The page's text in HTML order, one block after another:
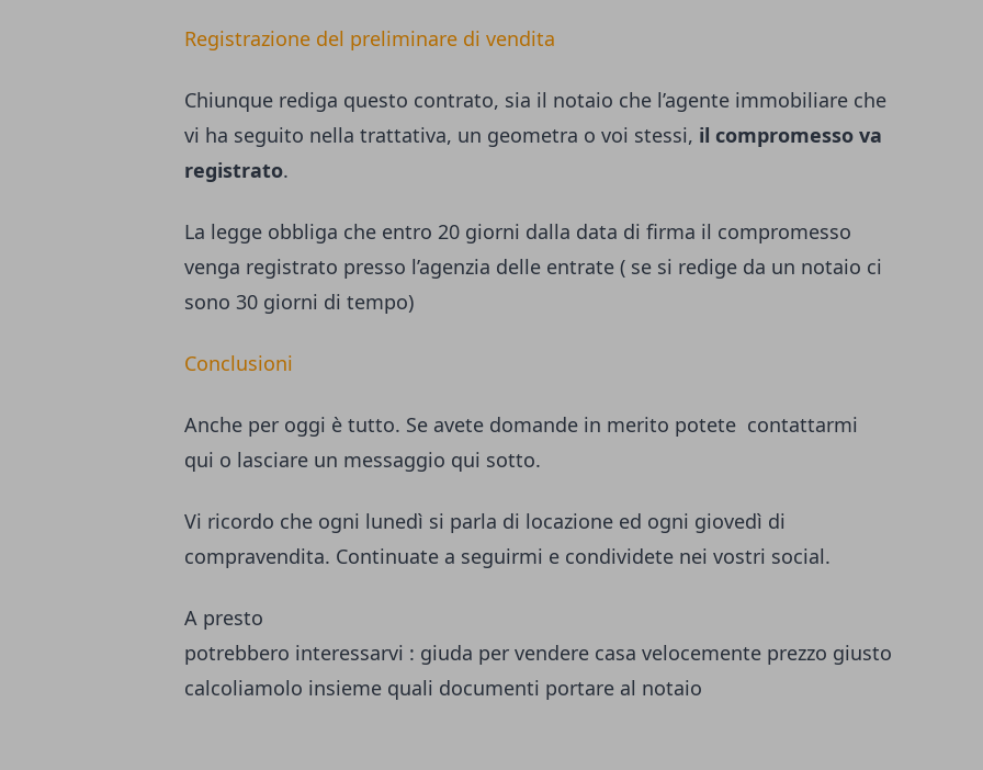
Registrazione del preliminare di vendita
Chiunque rediga questo contrato, sia il notaio che l’agente immobiliare che
vi ha seguito nella trattativa, un geometra o voi stessi, il compromesso va
registrato.
La legge obbliga che entro 20 giorni dalla data di firma il compromesso
venga registrato presso l’agenzia delle entrate ( se si redige da un notaio ci
sono 30 giorni di tempo)
Conclusioni
Anche per oggi è tutto. Se avete domande in merito potete contattarmi
qui o lasciare un messaggio qui sotto.
Vi ricordo che ogni lunedì si parla di locazione ed ogni giovedì di
compravendita. Continuate a seguirmi e condividete nei vostri social.
A presto
potrebbero interessarvi : giuda per vendere casa velocemente prezzo giusto
calcoliamolo insieme quali documenti portare al notaio